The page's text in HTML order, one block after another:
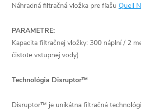
Náhradná filtračná vložka pre fľašu Quell
PARAMETRE:
Kapacita filtračnej vložky: 300 náplní / 2
čistote vstupnej vody)
Technológia Disruptor™
Disruptor™ je unikátna filtračná